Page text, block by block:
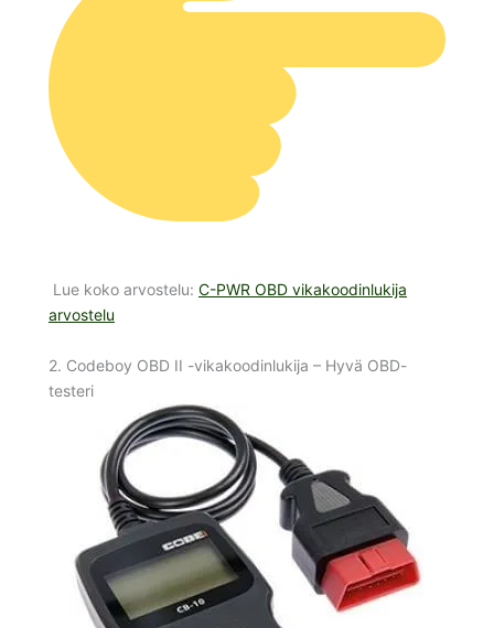
Lue koko arvostelu: C-PWR OBD vikakoodinlukija
arvostelu
2. Codeboy OBD II -vikakoodinlukija – Hyvä OBD-
testeri